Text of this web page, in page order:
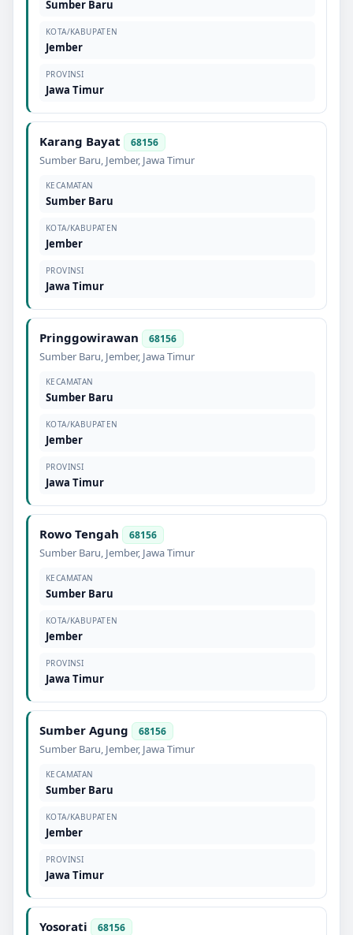
Sumber Baru
KOTA/KABUPATEN
Jember
PROVINSI
Jawa Timur
Karang Bayat 68156
Sumber Baru, Jember, Jawa Timur
KECAMATAN
Sumber Baru
KOTA/KABUPATEN
Jember
PROVINSI
Jawa Timur
Pringgowirawan 68156
Sumber Baru, Jember, Jawa Timur
KECAMATAN
Sumber Baru
KOTA/KABUPATEN
Jember
PROVINSI
Jawa Timur
Rowo Tengah 68156
Sumber Baru, Jember, Jawa Timur
KECAMATAN
Sumber Baru
KOTA/KABUPATEN
Jember
PROVINSI
Jawa Timur
Sumber Agung 68156
Sumber Baru, Jember, Jawa Timur
KECAMATAN
Sumber Baru
KOTA/KABUPATEN
Jember
PROVINSI
Jawa Timur
Yosorati 68156